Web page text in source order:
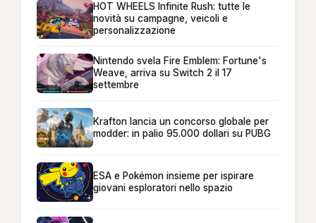
HOT WHEELS Infinite Rush: tutte le
novità su campagne, veicoli e
personalizzazione
Nintendo svela Fire Emblem: Fortune's
Weave, arriva su Switch 2 il 17
settembre
Krafton lancia un concorso globale per
modder: in palio 95.000 dollari su PUBG
ESA e Pokémon insieme per ispirare
giovani esploratori nello spazio